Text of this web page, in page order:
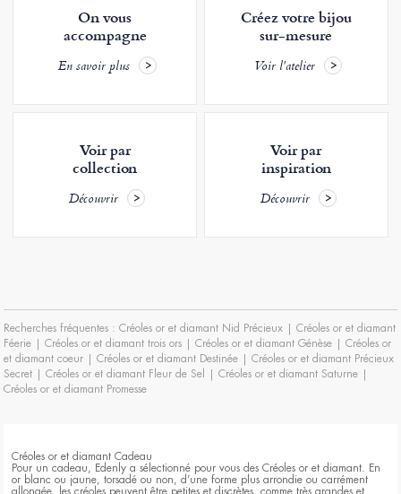
On vous
accompagne
En savoir plus
Créez votre bijou
sur-mesure
Voir l'atelier
Voir par
collection
Découvrir
Voir par
inspiration
Découvrir
Recherches fréquentes :Créoles or et diamant Nid Précieux |Créoles or et diamant
Féerie |Créoles or et diamant trois ors |Créoles or et diamant Génèse |Créoles or
et diamant coeur |Créoles or et diamant Destinée |Créoles or et diamant Précieux
Secret |Créoles or et diamant Fleur de Sel |Créoles or et diamant Saturne |
Créoles or et diamant Promesse
Créoles or et diamant Cadeau
Pour un cadeau, Edenly a sélectionné pour vous des Créoles or et diamant. En
or blanc ou jaune, torsadé ou non, d’une forme plus arrondie ou carrément